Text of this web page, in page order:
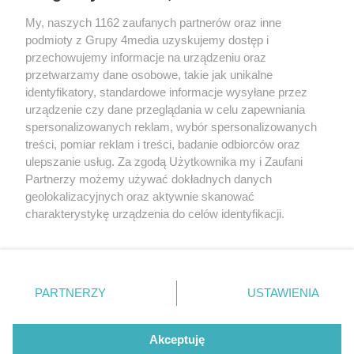
O nas Reklama Regulamin
Kontakt
Wydarzenia
Ogłoszenia Katalog firm
Zapisz się do newslettera
Dołącz do grona ludzi najlepiej poinformowanych!
Zapisz się »
Facebook.com
X.comInstagram.com
Youtube.com
My, naszych 1162 zaufanych partnerów oraz inne
podmioty z Grupy 4media uzyskujemy dostęp i
przechowujemy informacje na urządzeniu oraz
przetwarzamy dane osobowe, takie jak unikalne
identyfikatory, standardowe informacje wysyłane przez
urządzenie czy dane przeglądania w celu zapewniania
spersonalizowanych reklam, wybór spersonalizowanych
treści, pomiar reklam i treści, badanie odbiorców oraz
ulepszanie usług. Za zgodą Użytkownika my i Zaufani
Partnerzy możemy używać dokładnych danych
geolokalizacyjnych oraz aktywnie skanować
charakterystykę urządzenia do celów identyfikacji.
zmienić/wycofać klikając przycisk ustawień prywatności
znajdujący się w lewym dolnym rogu strony
. Niektóre
użytkownika, ale masz prawo sprzeciwić się takiemu
PARTNERZY USTAWIENIA
Akceptuję